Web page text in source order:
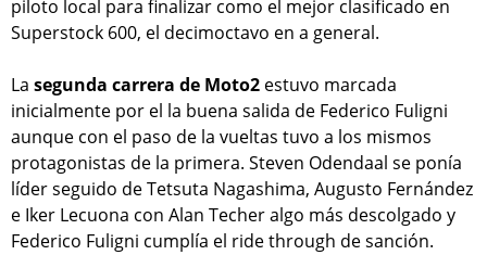
piloto local para finalizar como el mejor clasificado en
Superstock 600, el decimoctavo en a general.
La segunda carrera de Moto2 estuvo marcada
inicialmente por el la buena salida de Federico Fuligni
aunque con el paso de la vueltas tuvo a los mismos
protagonistas de la primera. Steven Odendaal se ponía
líder seguido de Tetsuta Nagashima, Augusto Fernández
e Iker Lecuona con Alan Techer algo más descolgado y
Federico Fuligni cumplía el ride through de sanción.